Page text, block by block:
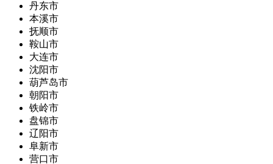
丹东市
本溪市
抚顺市
鞍山市
大连市
沈阳市
葫芦岛市
朝阳市
铁岭市
盘锦市
辽阳市
阜新市
营口市